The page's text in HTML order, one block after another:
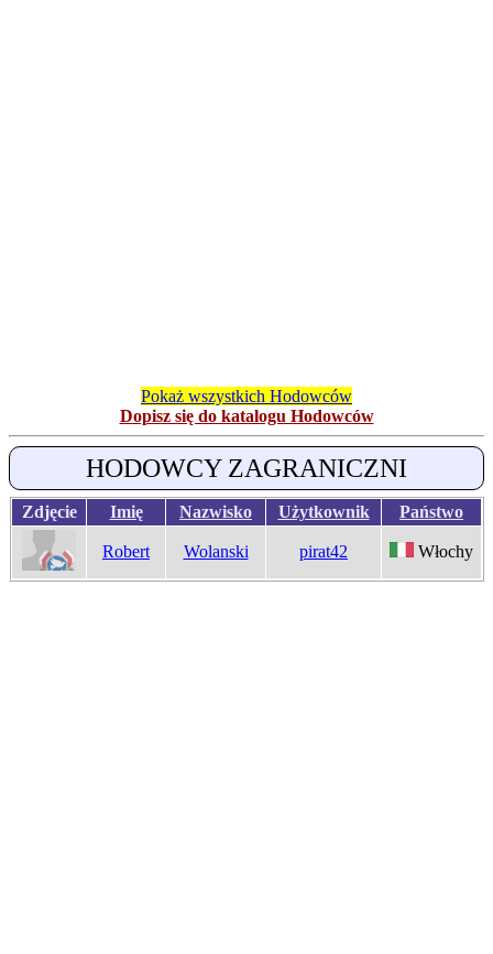
Pokaż wszystkich Hodowców
Dopisz się do katalogu Hodowców
HODOWCY ZAGRANICZNI
Zdjęcie Imię Nazwisko Użytkownik Państwo
Robert Wolanski pirat42 Włochy